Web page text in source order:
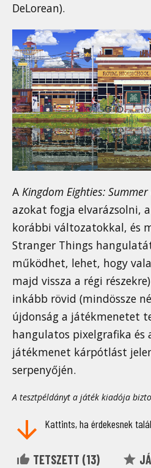
DeLorean).
A Kingdom Eighties:
azokat fogja elvarázsolni,
korábbi változatokkal, és
Stranger Things
működhet, lehet, hogy
majd vissza a régi
inkább rövid (mindössze
újdonság a játékmenetet
hangulatos pixelgrafika és
játékmenet kárpótlást
serpenyőjén.
A tesztpéldányt a játék kiadója
Kattints, ha érdekesnek
TETSZETT (13)